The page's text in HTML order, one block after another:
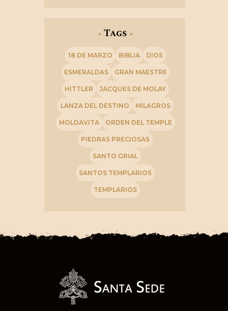
Tags
18 DE MARZO BIBLIA DIOS
ESMERALDAS GRAN MAESTRE
HITTLER JACQUES DE MOLAY
LANZA DEL DESTINO MILAGROS
MOLDAVITA ORDEN DEL TEMPLE
PIEDRAS PRECIOSAS
SANTO GRIAL
SANTOS TEMPLARIOS
TEMPLARIOS